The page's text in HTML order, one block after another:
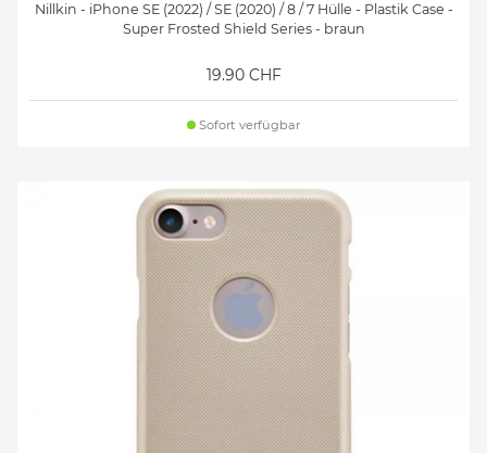
Nillkin - iPhone SE (2022) / SE (2020) / 8 / 7 Hülle - Plastik Case -
Super Frosted Shield Series - braun
19.90 CHF
Sofort verfügbar